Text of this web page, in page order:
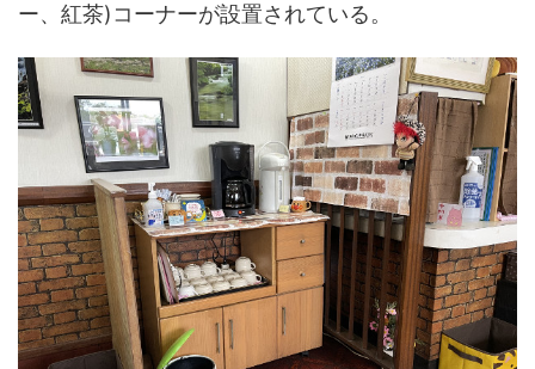
ー、紅茶)コーナーが設置されている。